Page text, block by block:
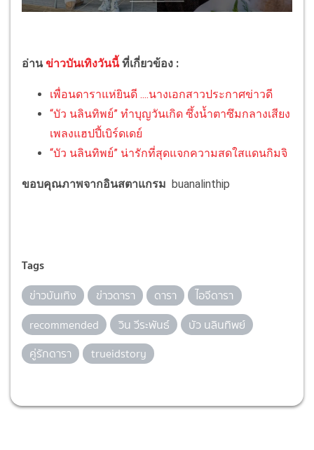
อ่านข่าวบันเทิงวันนี้ ที่เกี่ยวข้อง :
เพื่อนดาราแห่ยินดี ....นางเอกสาวประกาศข่าวดี
“บัว นลินทิพย์” ทำบุญวันเกิด ซึ้งน้ำตาซึมกลางเสียง
เพลงแฮปปี้เบิร์ดเดย์
“บัว นลินทิพย์” น่ารักที่สุดแจกความสดใสแดนกิมจิ
ขอบคุณภาพจากอินสตาแกรม buanalinthip
Tags
ข่าวบันเทิง ข่าวดารา ดารา
ไอจีดารา
recommended
วิน วีระพันธ์
บัว นลินทิพย์
คู่รักดารา
trueidstory